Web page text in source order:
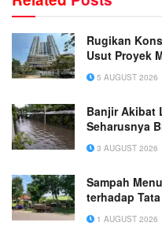
Rugikan
Usut Proyek
5 AUGUST 2026
Banjir Akibat
Seharusnya
3 AUGUST 2026
Sampah
terhadap
1 AUGUST 2026